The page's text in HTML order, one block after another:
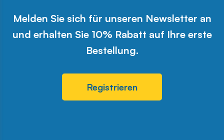
Melden Sie sich für unseren Newsletter an
und erhalten Sie 10% Rabatt auf Ihre erste
Bestellung.
Registrieren